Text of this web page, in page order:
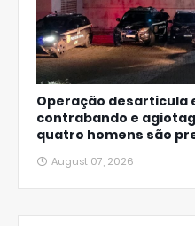
Operação desarticula
contrabando e
quatro homens são
August 07, 2026